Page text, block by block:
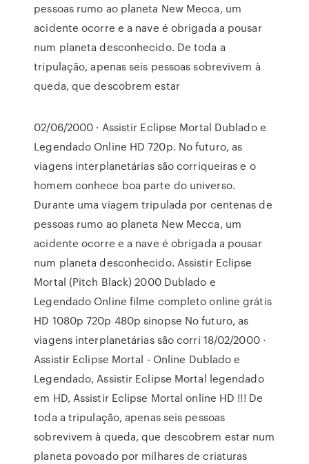
pessoas rumo ao planeta New Mecca, um
acidente ocorre e a nave é obrigada a pousar
num planeta desconhecido. De toda a
tripulação, apenas seis pessoas sobrevivem à
queda, que descobrem estar
02/06/2000 · Assistir Eclipse Mortal Dublado e
Legendado Online HD 720p. No futuro, as
viagens interplanetárias são corriqueiras e o
homem conhece boa parte do universo.
Durante uma viagem tripulada por centenas de
pessoas rumo ao planeta New Mecca, um
acidente ocorre e a nave é obrigada a pousar
num planeta desconhecido. Assistir Eclipse
Mortal (Pitch Black) 2000 Dublado e
Legendado Online filme completo online grátis
HD 1080p 720p 480p sinopse No futuro, as
viagens interplanetárias são corri 18/02/2000 ·
Assistir Eclipse Mortal - Online Dublado e
Legendado, Assistir Eclipse Mortal legendado
em HD, Assistir Eclipse Mortal online HD !!! De
toda a tripulação, apenas seis pessoas
sobrevivem à queda, que descobrem estar num
planeta povoado por milhares de criaturas